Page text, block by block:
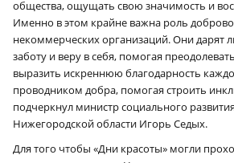
общества, ощущать свою значимость и
Именно в этом крайне важна роль
некоммерческих организаций. Они дарят
заботу и веру в себя, помогая
выразить искреннюю благодарность
проводником добра, помогая строить
подчеркнул министр социального
Нижегородской области Игорь Седых.
Для того чтобы «Дни красоты» могли